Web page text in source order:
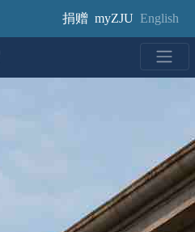
捐赠 myZJU English